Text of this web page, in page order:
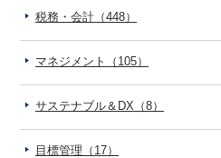
税務・会計（448）
マネジメント（105）
サステナブル＆DX（8）
目標管理（17）